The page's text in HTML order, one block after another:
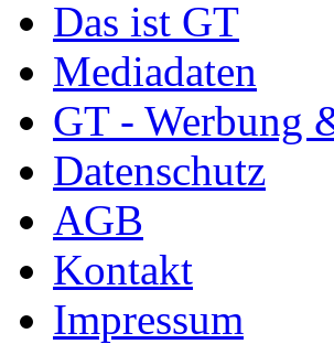
Das ist GT
Mediadaten
GT - Werbung
Datenschutz
AGB
Kontakt
Impressum